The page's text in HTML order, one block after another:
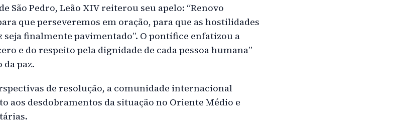
São Pedro, Leão XIV reiterou seu apelo: “Renovo
que perseveremos em oração, para que as hostilidades
seja finalmente pavimentado”. O pontífice enfatizou a
e do respeito pela dignidade de cada pessoa humana”
da paz.
de resolução, a comunidade internacional
aos desdobramentos da situação no Oriente Médio e